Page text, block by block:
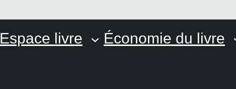
Espace livre Économie du livre